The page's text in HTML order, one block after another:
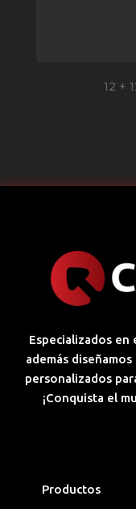
12 +
Especializados
además
personalizados
¡Conquista el
Productos